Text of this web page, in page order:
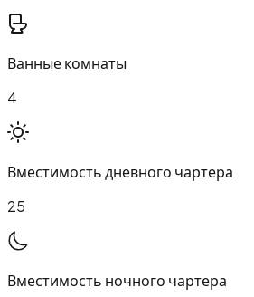
Ванные комнаты
4
Вместимость дневного чартера
25
Вместимость ночного чартера